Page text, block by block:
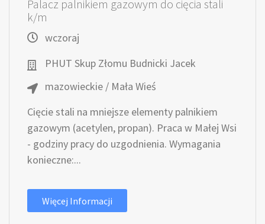
Palacz palnikiem gazowym do cięcia stali
k/m
wczoraj
PHUT Skup Złomu Budnicki Jacek
mazowieckie / Mała Wieś
Cięcie stali na mniejsze elementy palnikiem
gazowym (acetylen, propan). Praca w Małej Wsi
- godziny pracy do uzgodnienia. Wymagania
konieczne:...
Więcej Informacji